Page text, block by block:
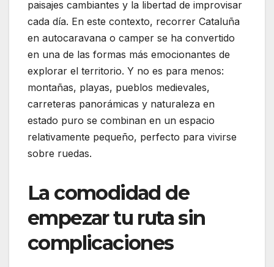
paisajes cambiantes y la libertad de improvisar
cada día. En este contexto, recorrer Cataluña
en autocaravana o camper se ha convertido
en una de las formas más emocionantes de
explorar el territorio. Y no es para menos:
montañas, playas, pueblos medievales,
carreteras panorámicas y naturaleza en
estado puro se combinan en un espacio
relativamente pequeño, perfecto para vivirse
sobre ruedas.
La comodidad de
empezar tu ruta sin
complicaciones